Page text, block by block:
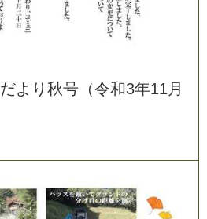
だよ り 秋号 （令和3年11 月